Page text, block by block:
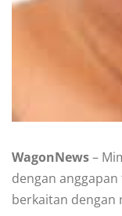
WagonNews–
dengan
berkaitan dengan